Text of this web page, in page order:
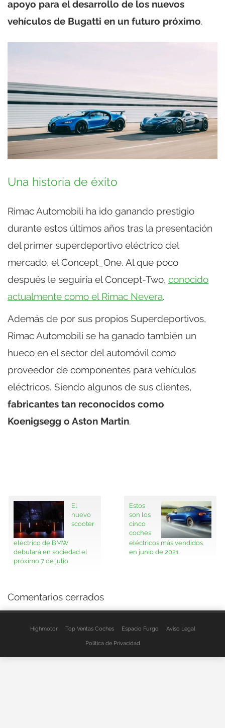
apoyo para el desarrollo de los nuevos
vehículos de Bugatti en un futuro próximo.
Una historia de éxito
Rimac Automobili ha ido ganando prestigio
durante estos últimos años tras la presentación
del primer superdeportivo eléctrico del
mercado, el Concept_One. Al que poco
después le seguiría el Concept-Two, conocido
actualmente como el Rimac Nevera.
Además de por sus propios Superdeportivos,
Rimac Automobili se ha ganado también un
hueco en el sector del automóvil como
proveedor de componentes para vehículos
eléctricos. Siendo algunos de sus clientes,
fabricantes tan reconocidos como
Koenigsegg o Aston Martin.
El
nuevo
scooter
eléctrico de BMW
debutará en sociedad el
próximo 7 de julio
Estos
son los
cinco
coches
eléctricos más vendidos
en junio de 2021
Comentarios cerrados
Highmotor Top Ventas Coches Espacio Furgo Aviso Legal
Política de Privacidad